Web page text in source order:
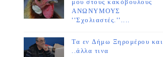
μου στους κακόβουλους
ΑΝΩΝΥΜΟΥΣ
''Σχολιαστές.''....
Τα εν Δήμω Ξηρομέρου και
..άλλα τινα